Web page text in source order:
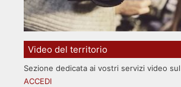
Video del territorio
Sezione dedicata ai vostri servizi video
ACCEDI